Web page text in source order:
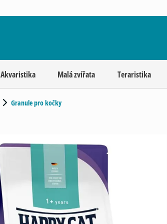
Akvaristika Malá zvířata Teraristika
Granule pro kočky